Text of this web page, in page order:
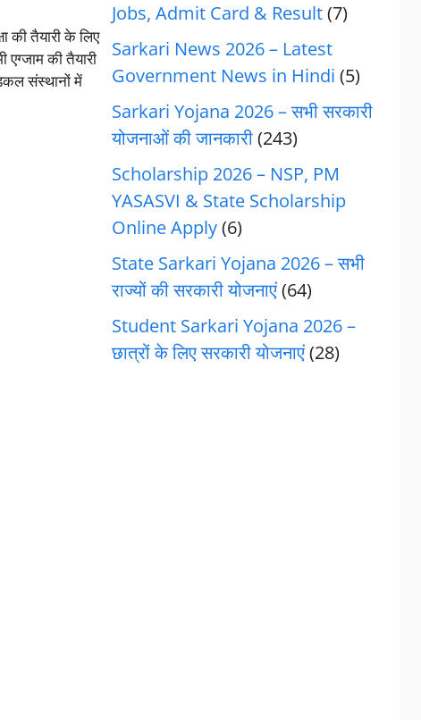
की तैयारी के लिए
की तैयारी
संस्थानों में
Jobs, Admit Card & Result(7)
Sarkari News 2026 – Latest
Government News in Hindi (5)
Sarkari Yojana 2026 – सभी सरकारी
योजनाओं की जानकारी(243)
Scholarship 2026 – NSP, PM
YASASVI & State Scholarship
Online Apply(6)
State Sarkari Yojana 2026 – सभी
राज्यों की सरकारी योजनाएं(64)
Student Sarkari Yojana 2026 –
छात्रों के लिए सरकारी योजनाएं(28)